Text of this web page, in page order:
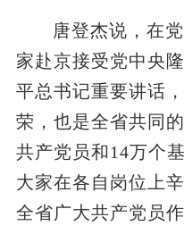
唐登杰说，在
家赴京接受党中央
平总书记重要讲话
荣，也是全省共同
共产党员和14万个
大家在各自岗位上
全省广大共产党员